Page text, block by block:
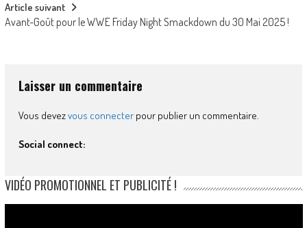
Article suivant
Avant-Goût pour le WWE Friday Night Smackdown du 30 Mai 2025 !
Laisser un commentaire
Vous devezvous connecterpour publier un commentaire.
Social connect:
VIDÉO PROMOTIONNEL ET PUBLICITÉ !